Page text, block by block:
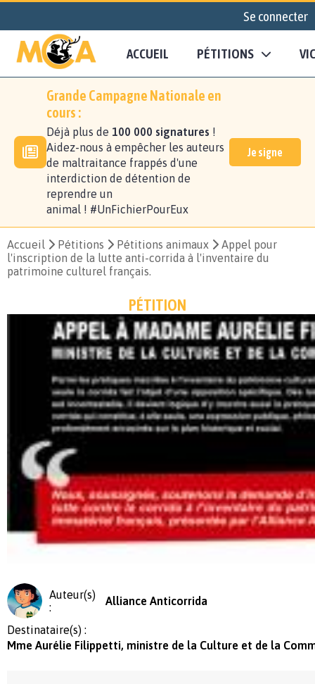
Se connecter
ACCUEIL PÉTITIONS
Grande Campagne Nationale en
cours :
Déjà plus de 100 000 signatures !
Aidez-nous à empêcher les auteurs
de maltraitance frappés d'une
interdiction de détention de
reprendre un
animal ! #UnFichierPourEux
Je signe
Accueil Pétitions Pétitions animaux
Appel pour
l'inscription de la lutte anti-corrida à l'inventaire du
patrimoine culturel français.
PÉTITION
Auteur(s)
:
Alliance Anticorrida
Destinataire(s) :
Mme Aurélie Filippetti, ministre de la Culture et de la